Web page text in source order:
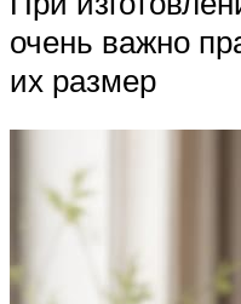
очень важно
их размер